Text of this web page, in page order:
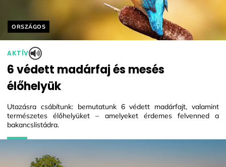
Helyszín címkék:
ORSZÁGOS
AKTÍV
6 védett madárfaj és mesés
élőhelyük
Utazásra csábítunk: bemutatunk 6 védett madárfajt, valamint
természetes élőhelyüket – amelyeket érdemes felvenned a
bakancslistádra.